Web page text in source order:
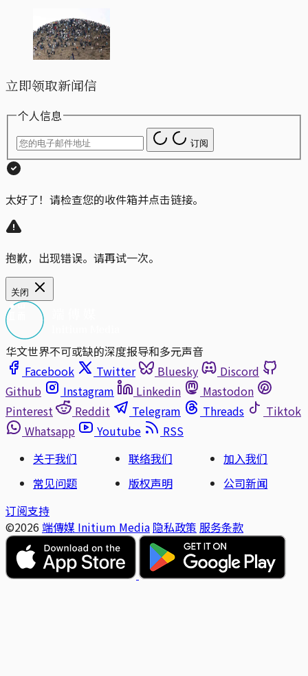
立即领取新闻信
个人信息
订阅
太好了！请检查您的收件箱并点击链接。
抱歉，出现错误。请再试一次。
关闭
华文世界不可或缺的深度报导和多元声音
Facebook
Twitter Bluesky
Discord
Github
Instagram Linkedin
Mastodon
Pinterest
Reddit Telegram Threads
Tiktok
Whatsapp
Youtube
RSS
关于我们
联络我们
加入我们
常见问题
版权声明
公司新闻
订阅支持
©2026 端傳媒 Initium Media 隐私政策 服务条款